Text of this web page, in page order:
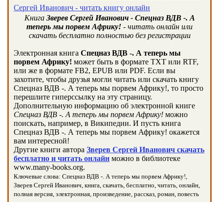
Сергей Иванович - читать книгу онлайн
Книга Зверев Сергей Иванович - Спецназ ВДВ -. А
теперь мы порвем Африку! - читать онлайн или
скачать бесплатно полностью без регистрации
Электронная книга Спецназ ВДВ -. А теперь мы
порвем Африку! может быть в формате TXT или RTF,
или же в формате FB2, EPUB или PDF. Если вы
захотите, чтобы друзья могли читать или скачать книгу
Спецназ ВДВ -. А теперь мы порвем Африку!, то просто
перешлите гиперссылку на эту страницу.
Дополнительную информацию об электронной книге
Спецназ ВДВ -. А теперь мы порвем Африку! можно
поискать, например, в Википедии. И пусть книга
Спецназ ВДВ -. А теперь мы порвем Африку! окажется
вам интересной!
Другие книги автора Зверев Сергей Иванович скачать
бесплатно и читать онлайн можно в библиотеке
www.many-books.org.
Ключевые слова: Спецназ ВДВ -. А теперь мы порвем Африку!,
Зверев Сергей Иванович, книга, скачать, бесплатно, читать, онлайн,
полная версия, электронная, произведение, рассказ, роман, повесть